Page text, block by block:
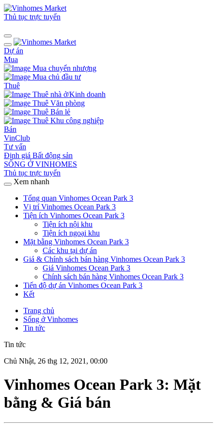
Thủ tục trực tuyến
Dự án
Mua
Mua chuyển nhượng
Mua chủ đầu tư
Thuê
Thuê nhà ở/Kinh doanh
Thuê Văn phòng
Thuê Bán lẻ
Thuê Khu công nghiệp
Bán
VinClub
Tư vấn
Định giá Bất động sản
SỐNG Ở VINHOMES
Thủ tục trực tuyến
Xem nhanh
Tổng quan Vinhomes Ocean Park 3
Vị trí Vinhomes Ocean Park 3
Tiện ích Vinhomes Ocean Park 3
Tiện ích nội khu
Tiện ích ngoại khu
Mặt bằng Vinhomes Ocean Park 3
Các khu tại dự án
Giá & Chính sách bán hàng Vinhomes Ocean Park 3
Giá Vinhomes Ocean Park 3
Chính sách bán hàng Vinhomes Ocean Park 3
Tiến độ dự án Vinhomes Ocean Park 3
Kết
Trang chủ
Sống ở Vinhomes
Tin tức
Tin tức
Chủ Nhật, 26 thg 12, 2021, 00:00
Vinhomes Ocean Park 3: Mặt
bằng & Giá bán